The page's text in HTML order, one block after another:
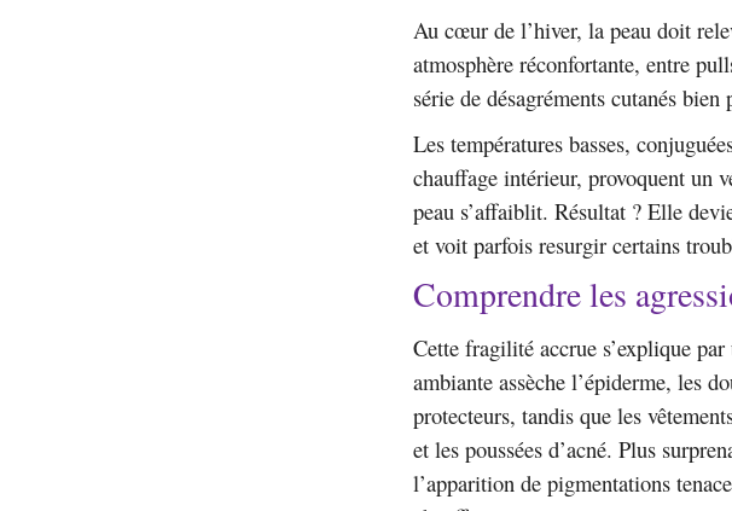
Au cœur de l’hiver, la peau doit
atmosphère réconfortante, entre
série de désagréments cutanés
Les températures basses,
chauffage intérieur, provoquent un
peau s’affaiblit. Résultat ? Elle
et voit parfois resurgir certains
Comprendre les
Cette fragilité accrue s’explique
ambiante assèche l’épiderme, les
protecteurs, tandis que les
et les poussées d’acné. Plus
l’apparition de pigmentations